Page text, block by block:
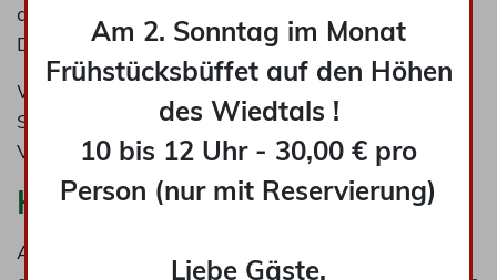
Am 2. Sonntag im Monat
Frühstücksbüffet auf den Höhen
des Wiedtals !
10 bis 12 Uhr - 30,00 € pro
Person (nur mit Reservierung)
Liebe Gäste,
a Umsatzsteuergesetz:
DE198768505
Wir sind nicht bereit oder verpflichtet, an
Streitbeilegungsverfahren vor einer
Verbraucherschlichtungsstelle teilzunehmen.
Haftung für Inhalte
Als Diensteanbieter sind wir für eigene Inhalte